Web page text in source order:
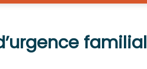
familial